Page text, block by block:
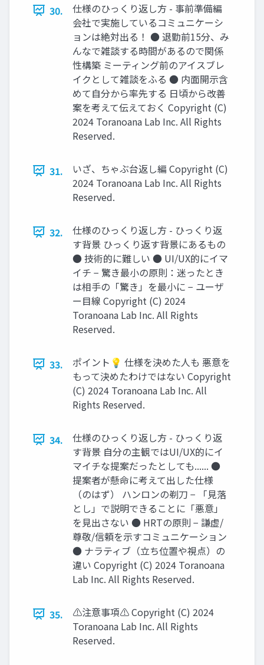
30.
仕様のひっくり返し方 - 事前準備編
会社で実施しているコミュニケーシ
ョンは絶対出る！ ● 退勤前15分、み
んなで雑談する時間があるので関係
性構築 ミーティング前のアイスブレ
イクとして雑談をふる ● 内面開示含
めて自分から率先する 日頃から改善
案を考えて伝えておく Copyright (C)
2024 Toranoana Lab Inc. All Rights
Reserved.
31.
いざ、ちゃぶ台返し編 Copyright (C)
2024 Toranoana Lab Inc. All Rights
Reserved.
32.
仕様のひっくり返し方 - ひっくり返
す背景 ひっくり返す背景にあるもの
● 技術的に難しい ● UI/UX的にイマ
イチ − 驚き最小の原則：迷ったとき
は相手の「驚き」を最小に − ユーザ
ー目線 Copyright (C) 2024
Toranoana Lab Inc. All Rights
Reserved.
33.
ポイント💡 仕様を決めた人も 悪意を
もって決めたわけではない Copyright
(C) 2024 Toranoana Lab Inc. All
Rights Reserved.
34.
仕様のひっくり返し方 - ひっくり返
す背景 自分の主観ではUI/UX的にイ
マイチな提案だったとしても...... ●
提案者が懸命に考えて出した仕様
（のはず） ハンロンの剃刀 − 「見落
とし」で説明できることに「悪意」
を見出さない ● HRTの原則 − 謙虚/
尊敬/信頼を示すコミュニケーション
● ナラティブ（立ち位置や視点）の
違い Copyright (C) 2024 Toranoana
Lab Inc. All Rights Reserved.
35.
⚠注意事項⚠ Copyright (C) 2024
Toranoana Lab Inc. All Rights
Reserved.